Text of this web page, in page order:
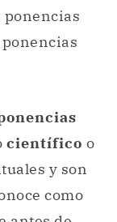
ponencias
científico o
y son
como